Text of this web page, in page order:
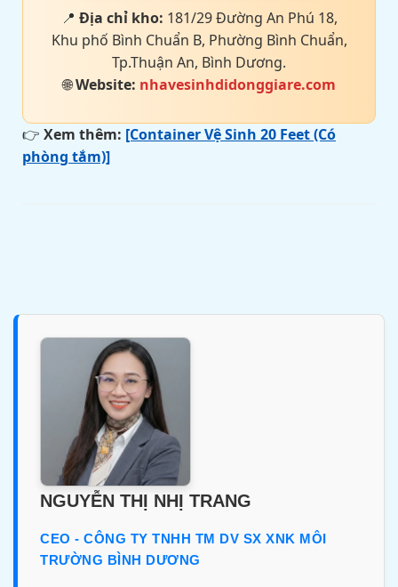
📍 Địa chỉ kho: 181/29 Đường An Phú 18,
Khu phố Bình Chuẩn B, Phường Bình Chuẩn,
Tp.Thuận An, Bình Dương.
🌐Website: nhavesinhdidonggiare.com
👉 Xem thêm: [Container Vệ Sinh 20 Feet (Có
phòng tắm)]
NGUYỄN THỊ NHỊ TRANG
CEO - CÔNG TY TNHH TM DV SX XNK MÔI
TRƯỜNG BÌNH DƯƠNG